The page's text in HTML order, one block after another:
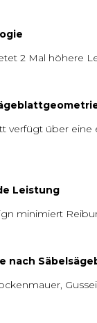
2 Mal höhere
verfügt über
Leistung
minimiert
nach